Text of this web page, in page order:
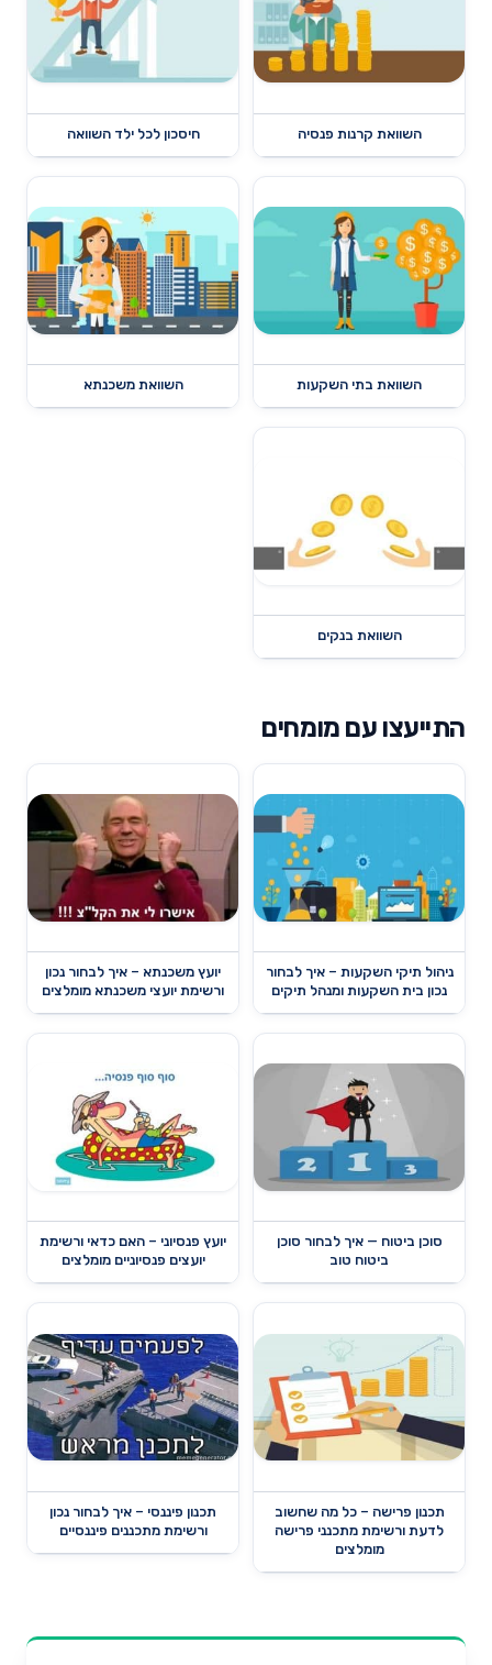
השוואת קרנות פנסיה חיסכון לכל ילד השוואה
השוואת בתי השקעות השוואת משכנתא
השוואת בנקים
התייעצו עם מומחים
ניהול תיקי השקעות – איך לבחור
נכון בית השקעות ומנהל תיקים
יועץ משכנתא – איך לבחור נכון
ורשימת יועצי משכנתא מומלצים
סוכן ביטוח — איך לבחור סוכן
ביטוח טוב
יועץ פנסיוני – האם כדאי ורשימת
יועצים פנסיוניים מומלצים
תכנון פרישה – כל מה שחשוב
לדעת ורשימת מתכנני פרישה
מומלצים
תכנון פיננסי – איך לבחור נכון
ורשימת מתכננים פיננסיים